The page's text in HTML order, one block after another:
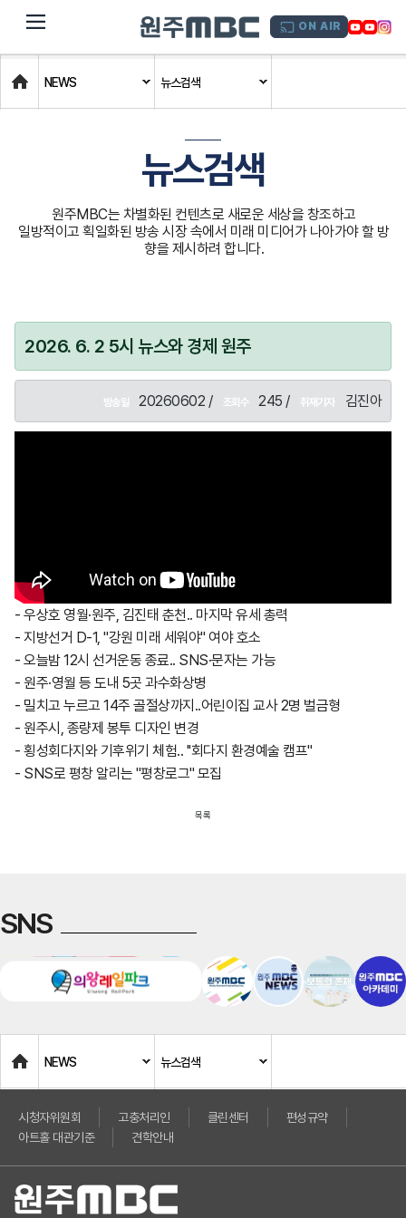
dehaze ON AIR
Home
NEWS 뉴스검색
뉴스검색
원주MBC는 차별화된 컨텐츠로 새로운 세상을 창조하고
일방적이고 획일화된 방송 시장 속에서 미래 미디어가 나아가야 할 방
향을 제시하려 합니다.
2026. 6. 2 5시 뉴스와 경제 원주
방송일 20260602 / 조회수 245 / 취재기자 김진아
- 우상호 영월·원주, 김진태 춘천.. 마지막 유세 총력
- 지방선거 D-1, "강원 미래 세워야" 여야 호소
- 오늘밤 12시 선거운동 종료.. SNS·문자는 가능
- 원주·영월 등 도내 5곳 과수화상병
- 밀치고 누르고 14주 골절상까지..어린이집 교사 2명 벌금형
- 원주시, 종량제 봉투 디자인 변경
- 횡성회다지와 기후위기 체험.. ''회다지 환경예술 캠프''
- SNS로 평창 알리는 ''평창로그'' 모집
목록
SNS
Home
NEWS 뉴스검색
시청자위원회 고충처리인 클린센터
편성규약
아트홀 대관기준
견학안내